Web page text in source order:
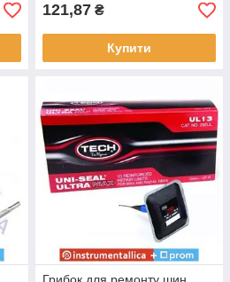
121,87 ₴
Купити